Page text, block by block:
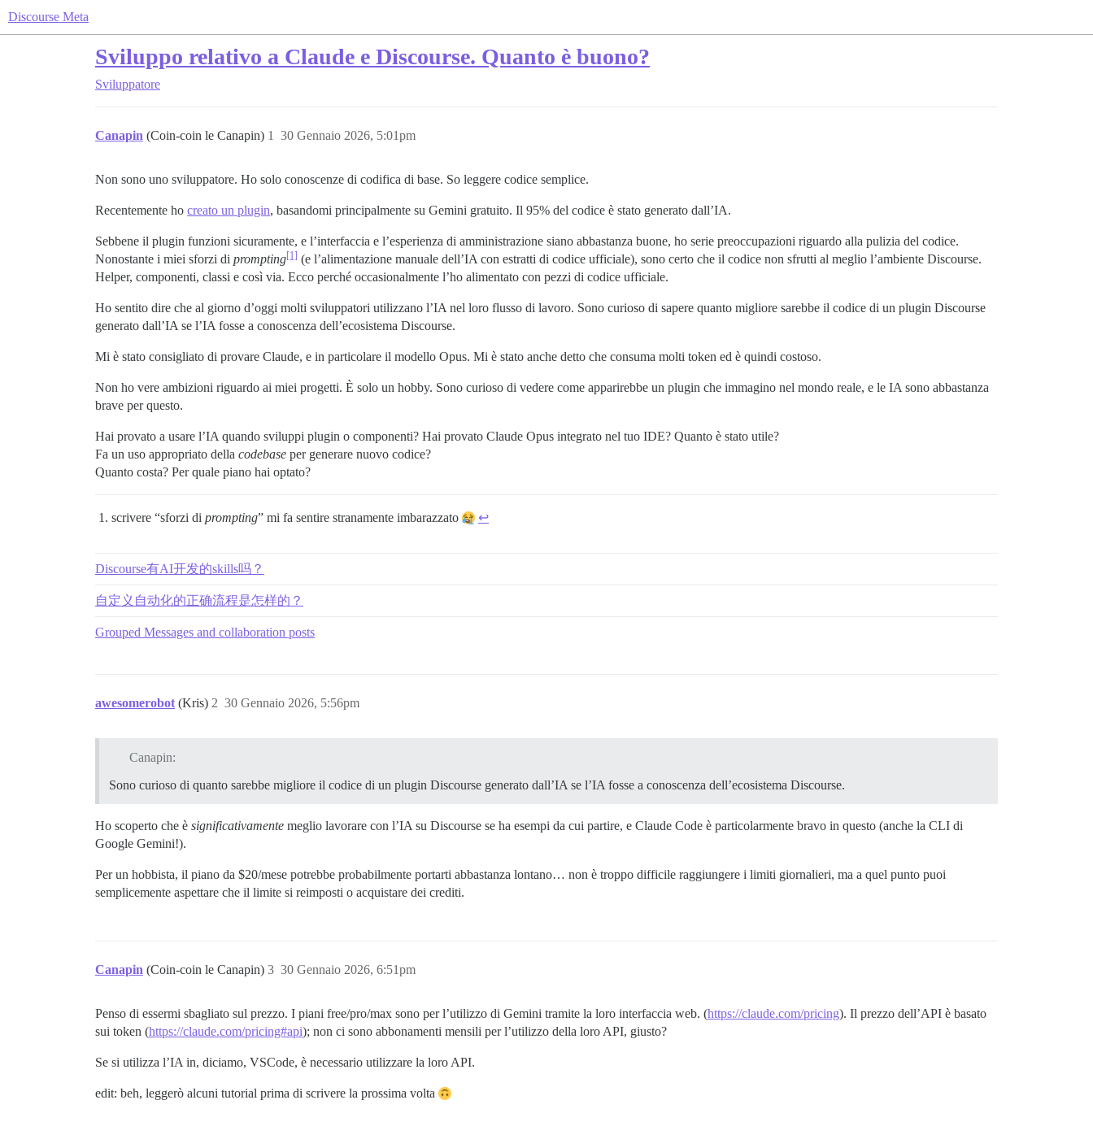
Discourse Meta
Sviluppo relativo a Claude e Discourse. Quanto è buono?
Sviluppatore
Canapin (Coin-coin le Canapin) 30 Gennaio 2026, 5:01pm
1
Non sono uno sviluppatore. Ho solo conoscenze di codifica di base. So leggere codice semplice.
Recentemente ho creato un plugin, basandomi principalmente su Gemini gratuito. Il 95% del codice è stato generato dall’IA.
Sebbene il plugin funzioni sicuramente, e l’interfaccia e l’esperienza di amministrazione siano abbastanza buone, ho serie preoccupazioni riguardo alla pulizia del codice.
Nonostante i miei sforzi di prompting[1] (e l’alimentazione manuale dell’IA con estratti di codice ufficiale), sono certo che il codice non sfrutti al meglio l’ambiente Discourse.
Helper, componenti, classi e così via. Ecco perché occasionalmente l’ho alimentato con pezzi di codice ufficiale.
Ho sentito dire che al giorno d’oggi molti sviluppatori utilizzano l’IA nel loro flusso di lavoro. Sono curioso di sapere quanto migliore sarebbe il codice di un plugin Discourse
generato dall’IA se l’IA fosse a conoscenza dell’ecosistema Discourse.
Mi è stato consigliato di provare Claude, e in particolare il modello Opus. Mi è stato anche detto che consuma molti token ed è quindi costoso.
Non ho vere ambizioni riguardo ai miei progetti. È solo un hobby. Sono curioso di vedere come apparirebbe un plugin che immagino nel mondo reale, e le IA sono abbastanza
brave per questo.
Hai provato a usare l’IA quando sviluppi plugin o componenti? Hai provato Claude Opus integrato nel tuo IDE? Quanto è stato utile?
Fa un uso appropriato della codebase per generare nuovo codice?
Quanto costa? Per quale piano hai optato?
scrivere “sforzi di prompting” mi fa sentire stranamente imbarazzato ↩︎
Discourse有AI开发的skills吗？
自定义自动化的正确流程是怎样的？
Grouped Messages and collaboration posts
awesomerobot (Kris) 30 Gennaio 2026, 5:56pm
2
Canapin:
Sono curioso di quanto sarebbe migliore il codice di un plugin Discourse generato dall’IA se l’IA fosse a conoscenza dell’ecosistema Discourse.
Ho scoperto che è significativamente meglio lavorare con l’IA su Discourse se ha esempi da cui partire, e Claude Code è particolarmente bravo in questo (anche la CLI di
Google Gemini!).
Per un hobbista, il piano da $20/mese potrebbe probabilmente portarti abbastanza lontano… non è troppo difficile raggiungere i limiti giornalieri, ma a quel punto puoi
semplicemente aspettare che il limite si reimposti o acquistare dei crediti.
Canapin (Coin-coin le Canapin) 30 Gennaio 2026, 6:51pm
3
Penso di essermi sbagliato sul prezzo. I piani free/pro/max sono per l’utilizzo di Gemini tramite la loro interfaccia web. (https://claude.com/pricing). Il prezzo dell’API è basato
sui token (https://claude.com/pricing#api); non ci sono abbonamenti mensili per l’utilizzo della loro API, giusto?
Se si utilizza l’IA in, diciamo, VSCode, è necessario utilizzare la loro API.
edit: beh, leggerò alcuni tutorial prima di scrivere la prossima volta